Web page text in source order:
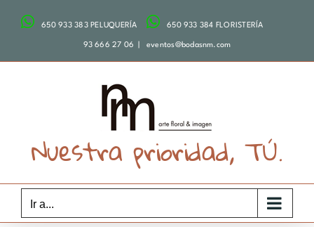
650 933 383 PELUQUERÍA 650 933 384 FLORISTERÍA
93 666 27 06 eventos@bodasnm.com
Nuestra prioridad, TÚ.
Ir a...